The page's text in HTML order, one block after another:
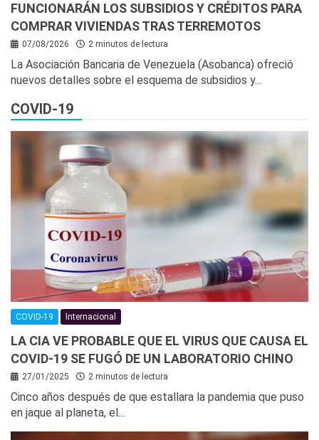
FUNCIONARÁN LOS SUBSIDIOS Y CRÉDITOS PARA
COMPRAR VIVIENDAS TRAS TERREMOTOS
07/08/2026 2 minutos de lectura
La Asociación Bancaria de Venezuela (Asobanca) ofreció
nuevos detalles sobre el esquema de subsidios y…
COVID-19
COVID-19 Internacional
LA CIA VE PROBABLE QUE EL VIRUS QUE CAUSA EL
COVID-19 SE FUGÓ DE UN LABORATORIO CHINO
27/01/2025 2 minutos de lectura
Cinco años después de que estallara la pandemia que puso
en jaque al planeta, el…